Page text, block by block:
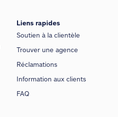
Liens rapides
Soutien à la clientèle
Trouver une agence
Réclamations
Information aux clients
FAQ